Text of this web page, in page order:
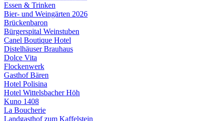
Essen & Trinken
Bier- und Weingärten 2026
Brückenbaron
Bürgerspital Weinstuben
Canel Boutique Hotel
Distelhäuser Brauhaus
Dolce Vita
Flockenwerk
Gasthof Bären
Hotel Polisina
Hotel Wittelsbacher Höh
Kuno 1408
La Boucherie
Landgasthof zum Kaffelstein